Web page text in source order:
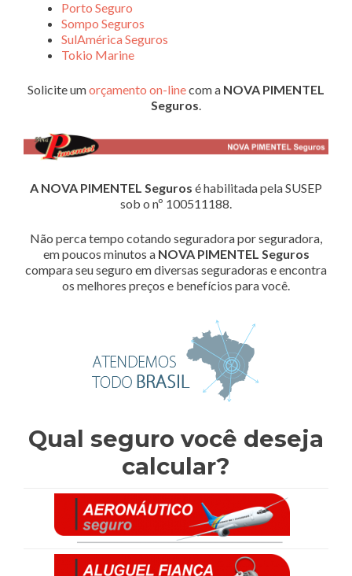
Porto Seguro
Sompo Seguros
SulAmérica Seguros
Tokio Marine
Solicite umorçamento on-linecom a NOVA PIMENTEL
Seguros.
A NOVA PIMENTEL Seguros é habilitada pela SUSEP
sob o nº 100511188.
Não perca tempo cotando seguradora por seguradora,
em poucos minutos a NOVA PIMENTEL Seguros
compara seu seguro em diversas seguradoras e encontra
os melhores preços e benefícios para você.
Qual seguro você deseja
calcular?